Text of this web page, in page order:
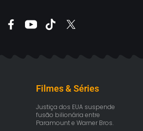
Filmes & Séries
Justiça dos EUA suspende
fusão bilionária entre
Paramount e Warner Bros.